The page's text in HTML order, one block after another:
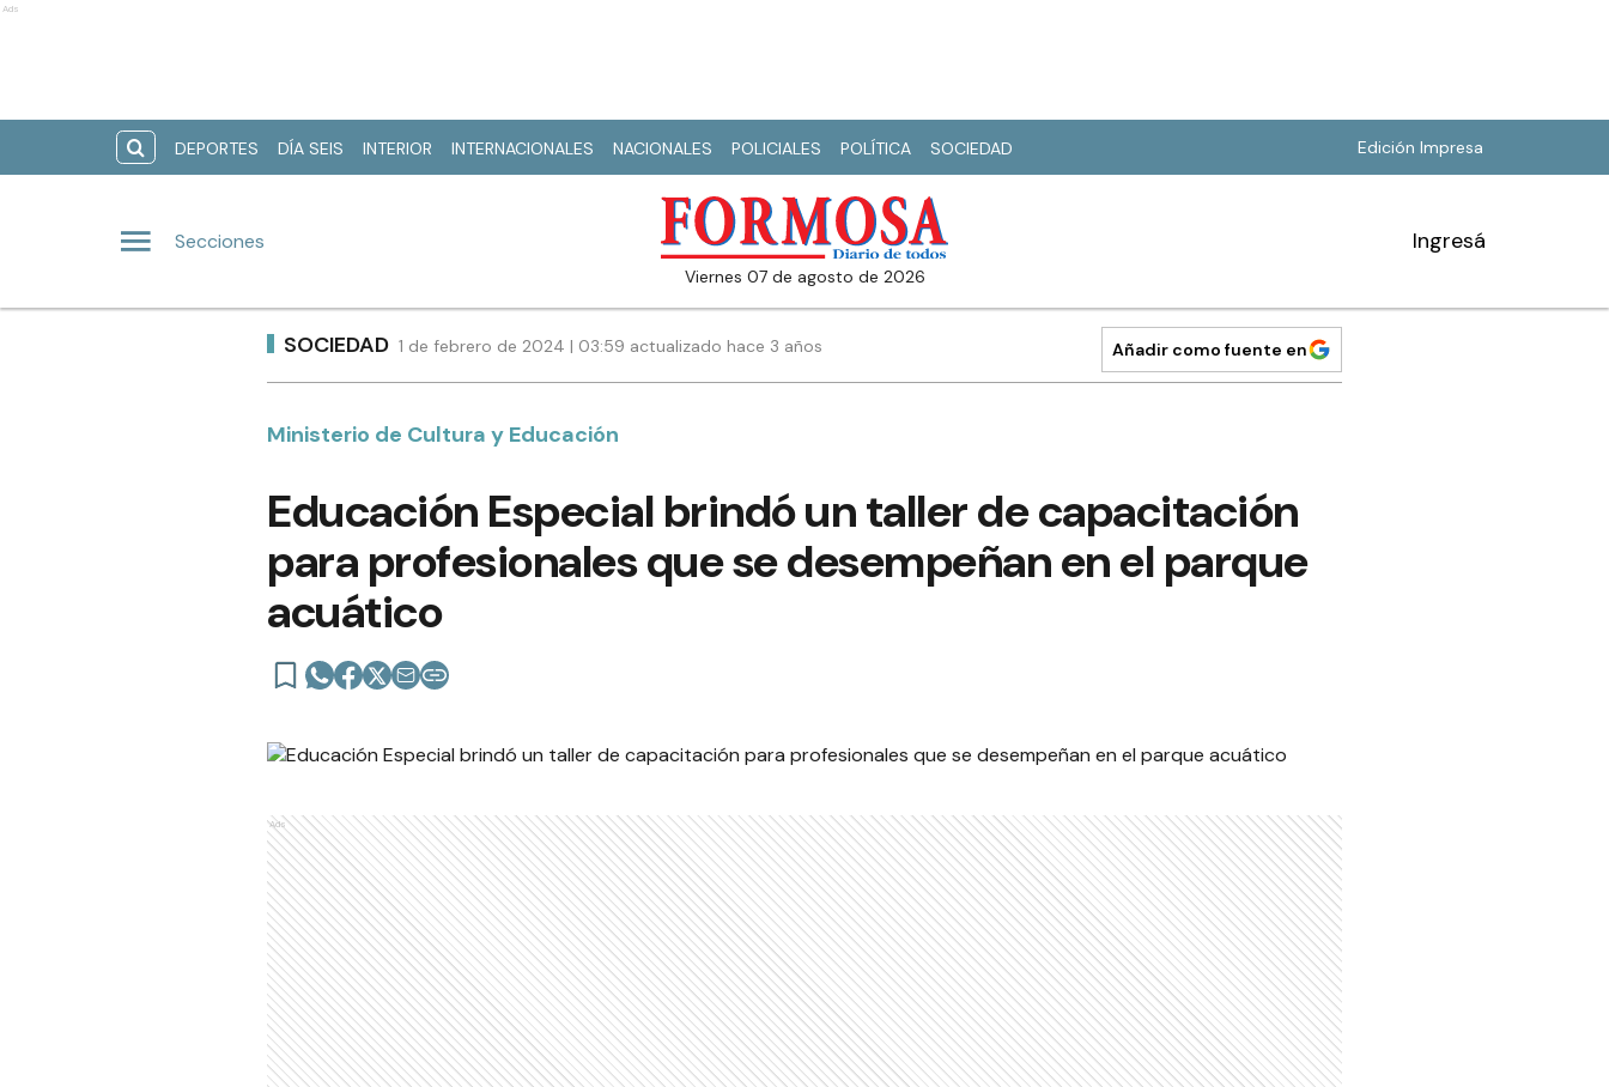
Ads
DEPORTES DÍA SEIS INTERIOR INTERNACIONALES NACIONALES POLICIALES POLÍTICA SOCIEDAD Edición Impresa
Secciones
viernes 07 de agosto de 2026
Ingresá
SOCIEDAD 1 de febrero de 2024 | 03:59 actualizado hace 3 años Añadir como fuente en
Ministerio de Cultura y Educación
Educación Especial brindó un taller de capacitación
para profesionales que se desempeñan en el parque
acuático
Ads